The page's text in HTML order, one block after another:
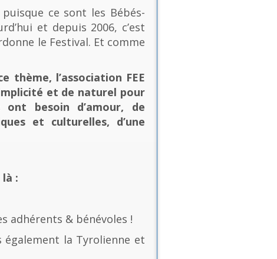
ce sont les Bébés-
et depuis 2006, c’est
le Festival. Et comme
thème, l’association FEE
et de naturel pour
besoin d’amour, de
et culturelles, d’une
là :
adhérents & bénévoles !
également la Tyrolienne et